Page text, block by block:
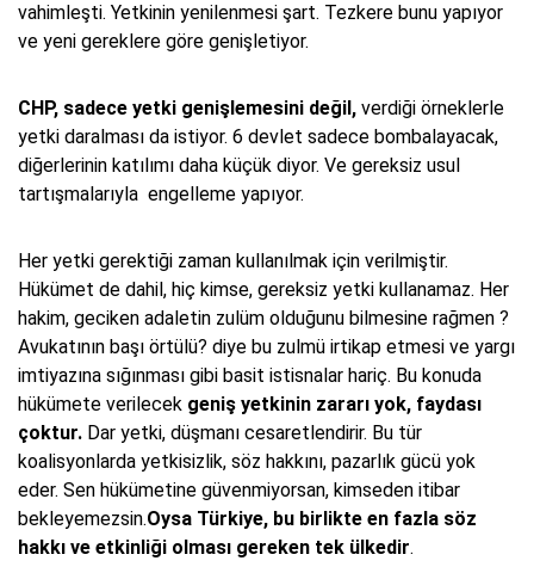
vahimleşti. Yetkinin yenilenmesi şart. Tezkere bunu yapıyor
ve yeni gereklere göre genişletiyor.
CHP, sadece yetki genişlemesini değil, verdiği örneklerle
yetki daralması da istiyor. 6 devlet sadece bombalayacak,
diğerlerinin katılımı daha küçük diyor. Ve gereksiz usul
tartışmalarıyla engelleme yapıyor.
Her yetki gerektiği zaman kullanılmak için verilmiştir.
Hükümet de dahil, hiç kimse, gereksiz yetki kullanamaz. Her
hakim, geciken adaletin zulüm olduğunu bilmesine rağmen ?
Avukatının başı örtülü? diye bu zulmü irtikap etmesi ve yargı
imtiyazına sığınması gibi basit istisnalar hariç. Bu konuda
hükümete verilecek geniş yetkinin zararı yok, faydası
çoktur. Dar yetki, düşmanı cesaretlendirir. Bu tür
koalisyonlarda yetkisizlik, söz hakkını, pazarlık gücü yok
eder. Sen hükümetine güvenmiyorsan, kimseden itibar
bekleyemezsin.Oysa Türkiye, bu birlikte en fazla söz
hakkı ve etkinliği olması gereken tek ülkedir.